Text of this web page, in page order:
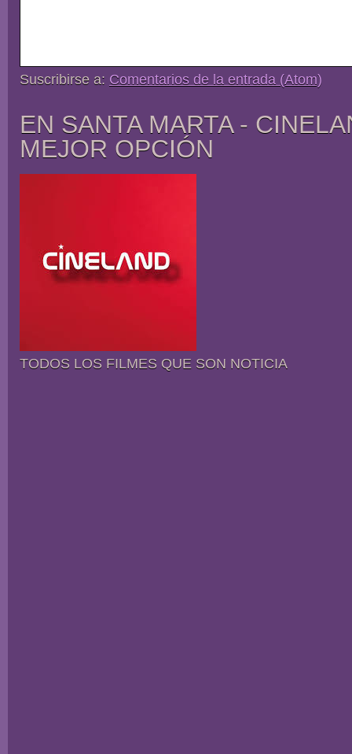
Suscribirse a: Comentarios de la entrada (Atom)
EN SANTA MARTA -
MEJOR OPCIÓN
TODOS LOS FILMES QUE SON NOTICIA